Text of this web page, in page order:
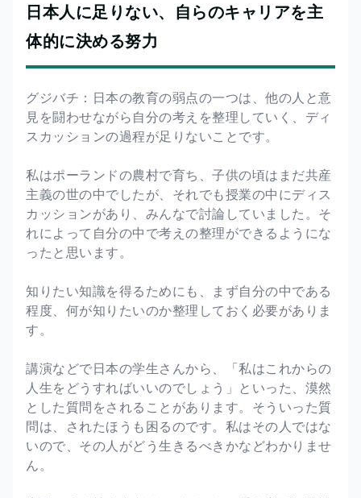
日本人に足りない、自らのキャリアを主
体的に決める努力
グジバチ：日本の教育の弱点の一つは、他の人と意
見を闘わせながら自分の考えを整理していく、ディ
スカッションの過程が足りないことです。
私はポーランドの農村で育ち、子供の頃はまだ共産
主義の世の中でしたが、それでも授業の中にディス
カッションがあり、みんなで討論していました。そ
れによって自分の中で考えの整理ができるようにな
ったと思います。
知りたい知識を得るためにも、まず自分の中である
程度、何が知りたいのか整理しておく必要がありま
す。
講演などで日本の学生さんから、「私はこれからの
人生をどうすればいいのでしょう」といった、漠然
とした質問をされることがあります。そういった質
問は、されたほうも困るのです。私はその人ではな
いので、その人がどう生きるべきかなどわかりませ
ん。